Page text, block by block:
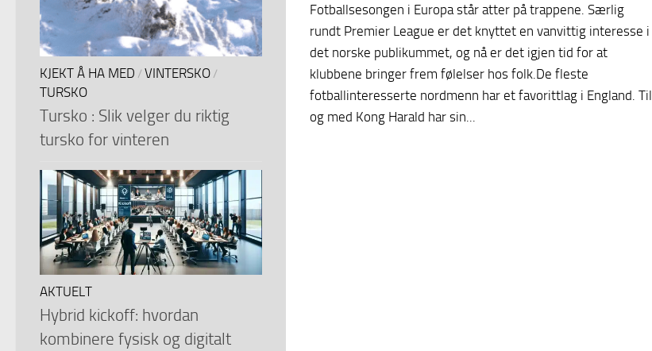
Fotballsesongen i Europa står atter på trappene. Særlig
rundt Premier League er det knyttet en vanvittig interesse i
det norske publikummet, og nå er det igjen tid for at
klubbene bringer frem følelser hos folk.De fleste
fotballinteresserte nordmenn har et favorittlag i England. Til
og med Kong Harald har sin...
KJEKT Å HA MED / VINTERSKO /
TURSKO
Tursko : Slik velger du riktig
tursko for vinteren
AKTUELT
Hybrid kickoff: hvordan
kombinere fysisk og digitalt